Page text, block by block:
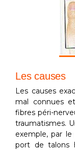
Les causes
Les causes
mal connues
fibres péri-
traumatismes.
exemple, par
port de talons